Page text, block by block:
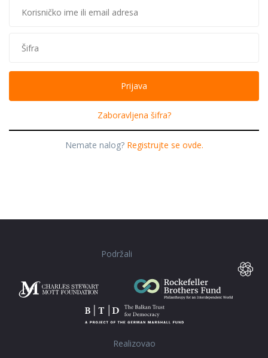
Zaboravljena šifra?
Nemate nalog? Registrujte se ovde.
Podržali
Realizovao